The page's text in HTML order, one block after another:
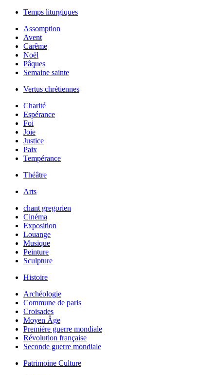
Temps liturgiques
Assomption
Avent
Carême
Noël
Pâques
Semaine sainte
Vertus chrétiennes
Charité
Espérance
Foi
Joie
Justice
Paix
Tempérance
Théâtre
Arts
chant gregorien
Cinéma
Exposition
Louange
Musique
Peinture
Sculpture
Histoire
Archéologie
Commune de paris
Croisades
Moyen Âge
Première guerre mondiale
Révolution française
Seconde guerre mondiale
Patrimoine Culture